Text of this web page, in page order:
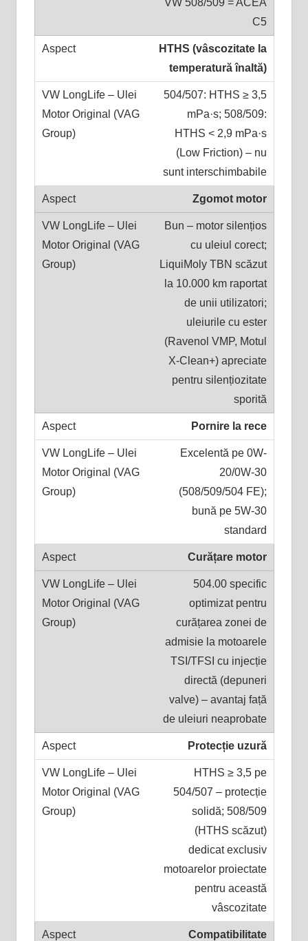
C5
HTHS (vâscozitate la
temperatură înaltă)
504/507: HTHS ≥ 3,5
mPa·s; 508/509:
HTHS < 2,9 mPa·s
(Low Friction) – nu
sunt interschimbabile
Zgomot motor
Bun – motor silențios
cu uleiul corect;
LiquiMoly TBN scăzut
la 10.000 km raportat
de unii utilizatori;
uleiurile cu ester
(Ravenol VMP, Motul
X-Clean+) apreciate
pentru silențiozitate
sporită
Pornire la rece
Excelentă pe 0W-
20/0W-30
(508/509/504 FE);
bună pe 5W-30
standard
Curățare motor
504.00 specific
optimizat pentru
curățarea zonei de
admisie la motoarele
TSI/TFSI cu injecție
directă (depuneri
valve) – avantaj față
de uleiuri neaprobate
Protecție uzură
HTHS ≥ 3,5 pe
504/507 – protecție
solidă; 508/509
(HTHS scăzut)
dedicat exclusiv
motoarelor proiectate
pentru această
vâscozitate
Compatibilitate